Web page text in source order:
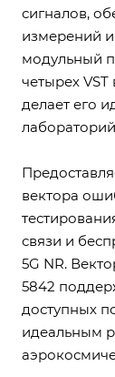
сигналов,
измерений
модульный
четырех
делает его
вектора
связи и
5G NR.
5842
доступных
идеальным